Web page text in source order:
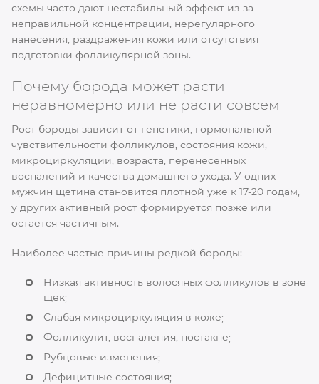
схемы часто дают нестабильный эффект из-за
неправильной концентрации, нерегулярного
нанесения, раздражения кожи или отсутствия
подготовки фолликулярной зоны.
Почему борода может расти
неравномерно или не расти совсем
Рост бороды зависит от генетики, гормональной
чувствительности фолликулов, состояния кожи,
микроциркуляции, возраста, перенесенных
воспалений и качества домашнего ухода. У одних
мужчин щетина становится плотной уже к 17-20 годам,
у других активный рост формируется позже или
остается частичным.
Наиболее частые причины редкой бороды:
Низкая активность волосяных фолликулов в зоне
щек;
Слабая микроциркуляция в коже;
Фолликулит, воспаления, постакне;
Рубцовые изменения;
Дефицитные состояния;